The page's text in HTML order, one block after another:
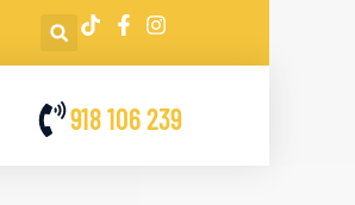
918 106 239